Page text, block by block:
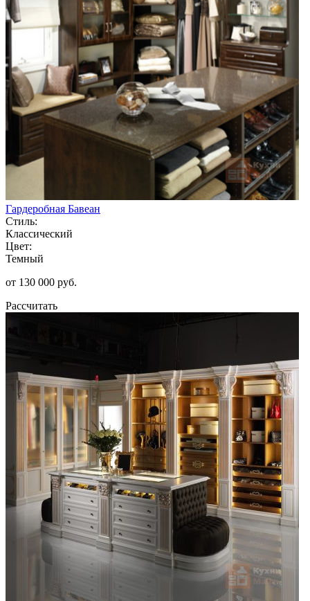
Гардеробная Бавеан
Стиль:
Классический
Цвет:
Темный
от 130 000 руб.
Рассчитать